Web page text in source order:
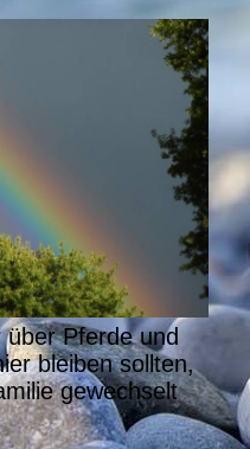
über Pferde und
bleiben sollten,
gewechselt